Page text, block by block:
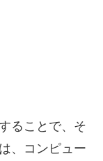
ることで、そ
、コンピュー